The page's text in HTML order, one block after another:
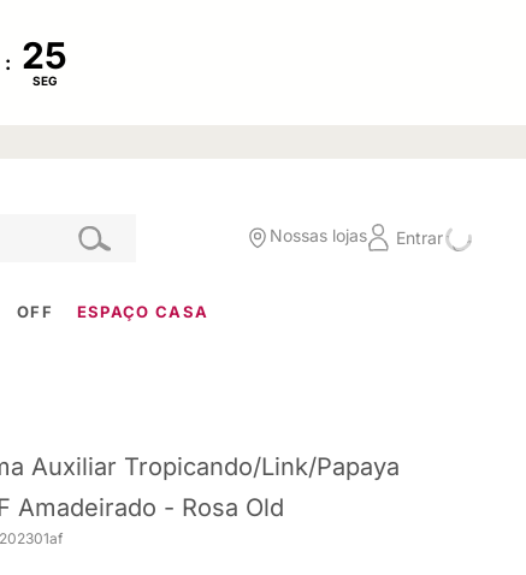
:
SEG
Nossas lojas Entrar
OFF ESPAÇO CASA
Auxiliar Tropicando/Link/Papaya
Amadeirado - Rosa Old